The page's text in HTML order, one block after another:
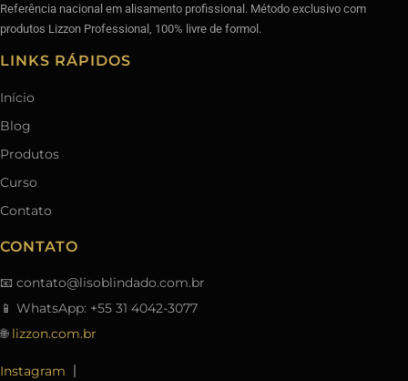
Referência nacional em alisamento profissional. Método exclusivo com
produtos Lizzon Professional, 100% livre de formol.
LINKS RÁPIDOS
Início
Blog
Produtos
Curso
Contato
CONTATO
📧 contato@lisoblindado.com.br
📱 WhatsApp: +55 31 4042-3077
🌐 lizzon.com.br
Instagram